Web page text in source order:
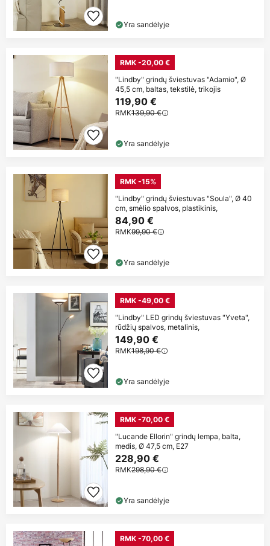
Yra sandėlyje
RMK -20,00 €
"Lindby" grindų šviestuvas "Adamio", Ø
45,5 cm, baltas, tekstilė, trikojis
119,90 €
RMK139,90 €
Yra sandėlyje
RMK -15%
"Lindby" grindų šviestuvas "Soula", Ø 40
cm, smėlio spalvos, plastikinis,
84,90 €
RMK99,90 €
Yra sandėlyje
RMK -49,00 €
"Lindby" LED grindų šviestuvas "Yveta",
rūdžių spalvos, metalinis,
149,90 €
RMK198,90 €
Yra sandėlyje
RMK -70,00 €
"Lucande Ellorin" grindų lempa, balta,
medis, Ø 47,5 cm, E27
228,90 €
RMK298,90 €
Yra sandėlyje
RMK -70,00 €